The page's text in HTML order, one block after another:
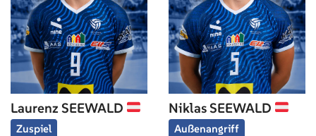
Laurenz SEEWALD
Zuspiel
Niklas SEEWALD
Außenangriff